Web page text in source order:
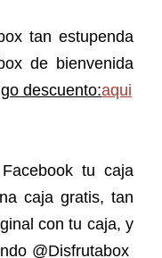
tan estupenda
de bienvenida
descuento:aqui
tu caja
caja gratis, tan
con tu caja, y
@Disfrutabox